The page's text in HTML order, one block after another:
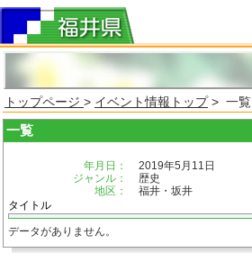
トップページ > イベント情報トップ> 一覧
一覧
年月日：
2019年5月11日
ジャンル：
歴史
地区：
福井・坂井
タイトル
データがありません。